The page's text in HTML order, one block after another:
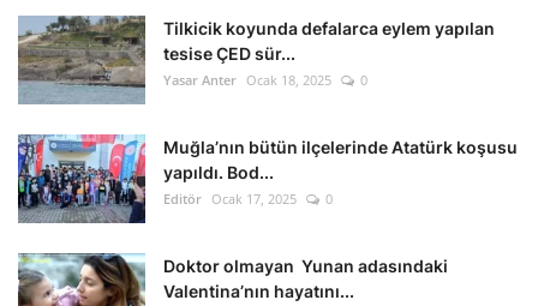
Tilkicik koyunda defalarca eylem yapılan
tesise ÇED sür...
Yasar Anter Ocak 18, 2025 0
Muğla’nın bütün ilçelerinde Atatürk koşusu
yapıldı. Bod...
Editör Ocak 17, 2025 0
Doktor olmayan Yunan adasındaki
Valentina’nın hayatını...